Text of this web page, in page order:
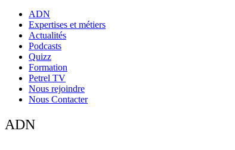
ADN
Expertises et métiers
Actualités
Podcasts
Quizz
Formation
Petrel TV
Nous rejoindre
Nous Contacter
ADN